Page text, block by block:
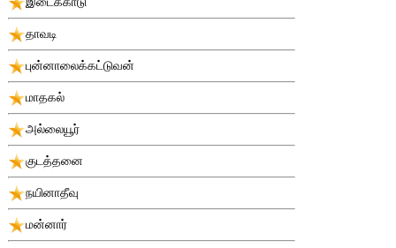
தாவடி
புன்னாலைக்கட்டுவன்
மாதகல்
அல்லையூர்
குடத்தனை
நயினாதீவு
மன்னார்